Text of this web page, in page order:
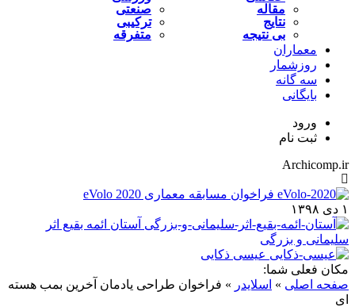
مقاله
نتایج
بی نتیجه
صنعتی
ترکیبی
متفرقه
معماران
روزشمار
سه گانه
بایگانی
ورود
ثبت نام
Archicomp.ir
فراخوان مسابقه معماری eVolo 2020
۱ دی ۱۳۹۸
آستان ائمه بقیع اثر
سلیمانی و بزرگی
عیسی ذکایی
مکان فعلی شما:
صفحه اصلی » اسلایدر » فراخوان طراحی یادمان آخرین بمب هسته
ای